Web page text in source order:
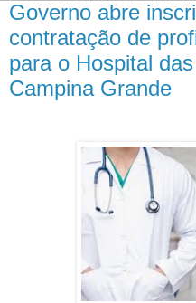
Governo abre
contratação de
para o Hospital
Campina Grande